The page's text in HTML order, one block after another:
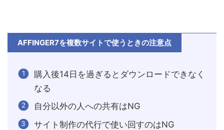
AFFINGER7を複数サイトで使うときの注意点
購入後14日を過ぎるとダウンロードできなく
なる
自分以外の人への共有はNG
サイト制作の代行で使い回すのはNG